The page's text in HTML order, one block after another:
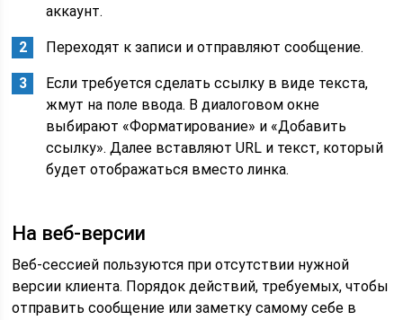
аккаунт.
Переходят к записи и отправляют сообщение.
Если требуется сделать ссылку в виде текста,
жмут на поле ввода. В диалоговом окне
выбирают «Форматирование» и «Добавить
ссылку». Далее вставляют URL и текст, который
будет отображаться вместо линка.
На веб-версии
Веб-сессией пользуются при отсутствии нужной
версии клиента. Порядок действий, требуемых, чтобы
отправить сообщение или заметку самому себе в